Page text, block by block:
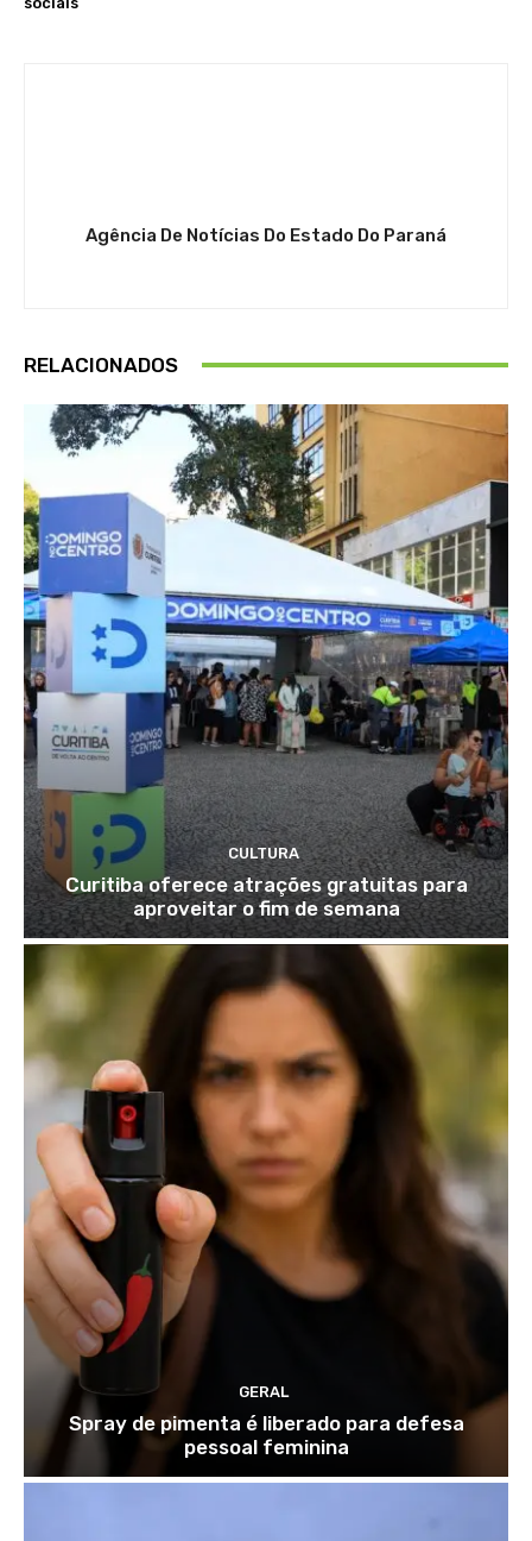
Agência De Notícias Do Estado Do Paraná
RELACIONADOS
CULTURA
Curitiba oferece atrações gratuitas para
aproveitar o fim de semana
GERAL
Spray de pimenta é liberado para defesa
pessoal feminina